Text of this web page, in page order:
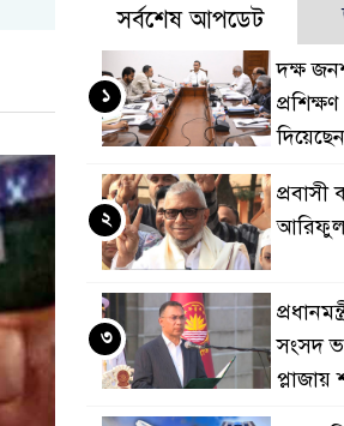
তালিকার শীর্ষে বাংলাদেশিরা
৭৭০ অভিবাসী আটক ফেব্রুয়ারিতে
নিশ্চিতে কাজ করছে সরকার মালয়েশিয়ায় ড.
সর্বশেষ আপডেট
দক্ষ
দিয়েছেন
১
প্রবাসী
আরিফুল
২
সংসদ
৩